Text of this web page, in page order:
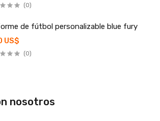
(0)
de fútbol personalizable blue fury
US$
(0)
nosotros